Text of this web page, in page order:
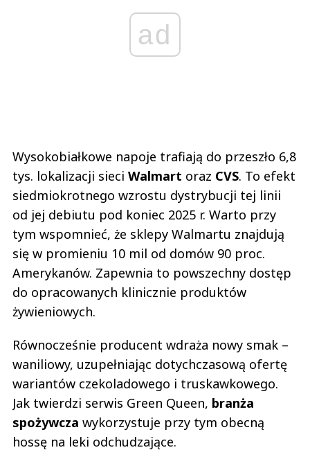
ad
Wysokobiałkowe napoje trafiają do przeszło 6,8
tys. lokalizacji sieci Walmart oraz CVS. To efekt
siedmiokrotnego wzrostu dystrybucji tej linii
od jej debiutu pod koniec 2025 r. Warto przy
tym wspomnieć, że sklepy Walmartu znajdują
się w promieniu 10 mil od domów 90 proc.
Amerykanów. Zapewnia to powszechny dostęp
do opracowanych klinicznie produktów
żywieniowych.
Równocześnie producent wdraża nowy smak –
waniliowy, uzupełniając dotychczasową ofertę
wariantów czekoladowego i truskawkowego.
Jak twierdzi serwis Green Queen, branża
spożywcza wykorzystuje przy tym obecną
hossę na leki odchudzające.